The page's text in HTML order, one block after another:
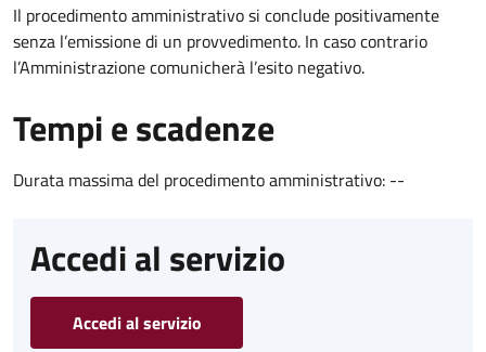
Il procedimento amministrativo si conclude positivamente
senza l’emissione di un provvedimento. In caso contrario
l’Amministrazione comunicherà l’esito negativo.
Tempi e scadenze
Durata massima del procedimento amministrativo: --
Accedi al servizio
Accedi al servizio